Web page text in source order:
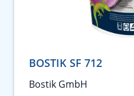
BOSTIK SF 712
Bostik GmbH